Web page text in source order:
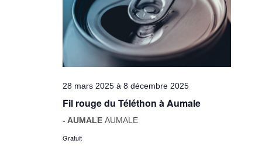
28 mars 2025 à8 décembre 2025
Fil rouge du Téléthon à Aumale
- AUMALEAUMALE
Gratuit